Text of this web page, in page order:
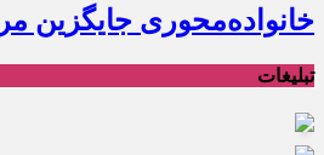
خانواده‌محوری جایگزین
تبلیغات